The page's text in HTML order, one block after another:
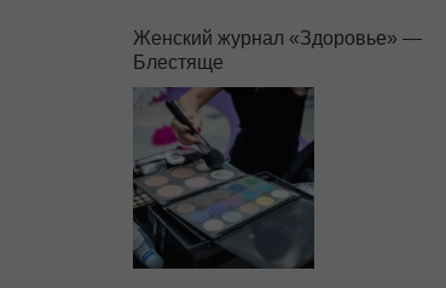
Женский журнал «Здоровье» —
Блестяще